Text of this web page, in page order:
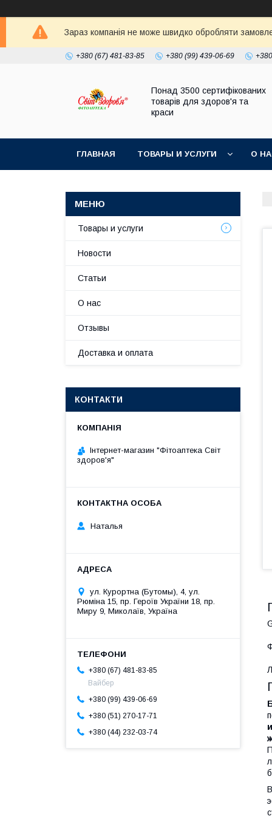
Зараз компанія не може швидко обробляти
+380 (67) 481-83-85 +380 (99) 439-06-69
Понад 3500 сертифікованих
товарів для здоров'я та
краси
ГЛАВНАЯ ТОВАРЫ И УСЛУГИ О
Товары и услуги
Новости
Статьи
О нас
Отзывы
Доставка и оплата
КОНТАКТИ
Інтернет-магазин "Фітоаптека Світ
здоров'я"
Наталья
ул. Курортна (Бутомы), 4, ул.
Рюміна 15, пр. Героїв України 18, пр.
Миру 9, Миколаїв, Україна
+380 (67) 481-83-85
Вайбер
+380 (99) 439-06-69
+380 (51) 270-17-71
+380 (44) 232-03-74